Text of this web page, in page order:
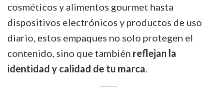
cosméticos y alimentos gourmet hasta
dispositivos electrónicos y productos de uso
diario, estos empaques no solo protegen el
contenido, sino que también reflejan la
identidad y calidad de tu marca.